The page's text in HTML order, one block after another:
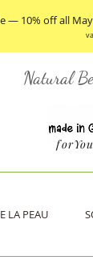
— 10% off all
Natural
LA PEAU